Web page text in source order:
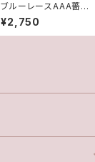
ブルーレースAAA薔薇
✽スワロフスキーパー
ル★2WAYポストピアス
¥2,750